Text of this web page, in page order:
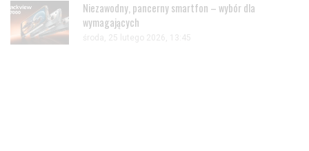
Niezawodny, pancerny smartfon – wybór dla
wymagających
środa, 25 lutego 2026, 13:45